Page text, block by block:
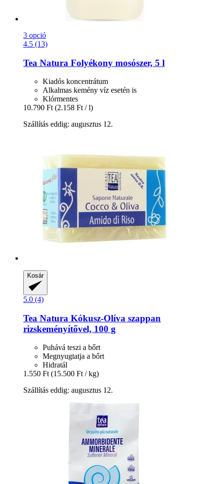
3 opció
4.5 (13)
Tea Natura Folyékony mosószer, 5 l
Kiadós koncentrátum
Alkalmas kemény víz esetén is
Klórmentes
10.790 Ft (2.158 Ft / l)
Szállítás eddig: augusztus 12.
Kosár
5.0 (4)
Tea Natura Kókusz-​Olíva szappan
rizskeményítővel, 100 g
Puhává teszi a bőrt
Megnyugtatja a bőrt
Hidratál
1.550 Ft (15.500 Ft / kg)
Szállítás eddig: augusztus 12.